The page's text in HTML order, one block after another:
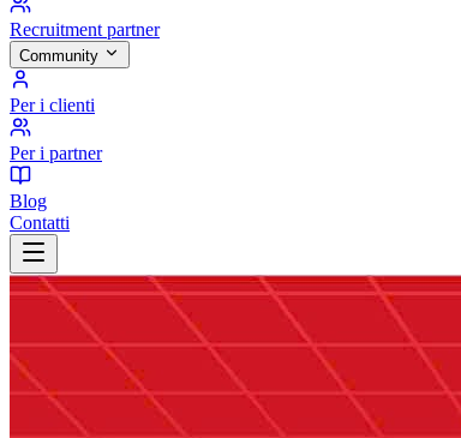
Recruitment partner
Community
Per i clienti
Per i partner
Blog
Contatti